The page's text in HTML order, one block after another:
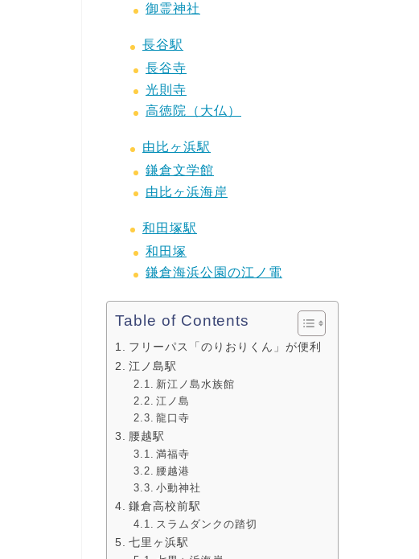
御霊神社
長谷駅
長谷寺
光則寺
高徳院（大仏）
由比ヶ浜駅
鎌倉文学館
由比ヶ浜海岸
和田塚駅
和田塚
鎌倉海浜公園の江ノ電
Table of Contents
フリーパス「のりおりくん」が便利
江ノ島駅
新江ノ島水族館
江ノ島
龍口寺
腰越駅
満福寺
腰越港
小動神社
鎌倉高校前駅
スラムダンクの踏切
七里ヶ浜駅